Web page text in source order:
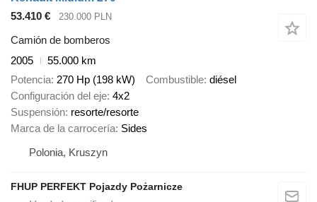
53.410 €
230.000 PLN
Camión de bomberos
2005
55.000 km
Potencia 270 Hp (198 kW) Combustible diésel
Configuración del eje 4x2
Suspensión resorte/resorte
Marca de la carrocería Sides
Polonia, Kruszyn
FHUP PERFEKT Pojazdy Pożarnicze